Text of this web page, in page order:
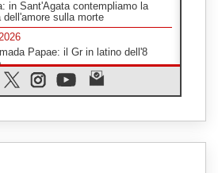
in Sant'Agata contempliamo la
dell'amore sulla morte
Papae: il Gr in latino dell'8
Reina: Cristo non abita nei